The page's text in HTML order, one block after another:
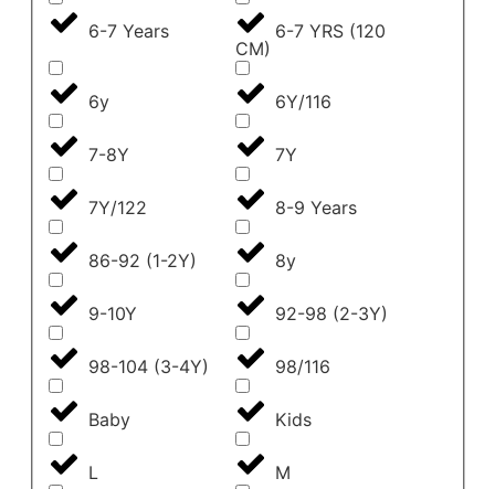
6-7 Years
6-7 YRS (120
CM)
6y 6Y/116
7-8Y 7Y
7Y/122 8-9 Years
86-92 (1-2Y) 8y
9-10Y 92-98 (2-3Y)
98-104 (3-4Y) 98/116
Baby Kids
L M